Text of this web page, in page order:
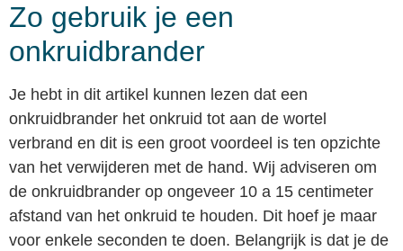
Zo gebruik je een
onkruidbrander
Je hebt in dit artikel kunnen lezen dat een
onkruidbrander het onkruid tot aan de wortel
verbrand en dit is een groot voordeel is ten opzichte
van het verwijderen met de hand. Wij adviseren om
de onkruidbrander op ongeveer 10 a 15 centimeter
afstand van het onkruid te houden. Dit hoef je maar
voor enkele seconden te doen. Belangrijk is dat je de